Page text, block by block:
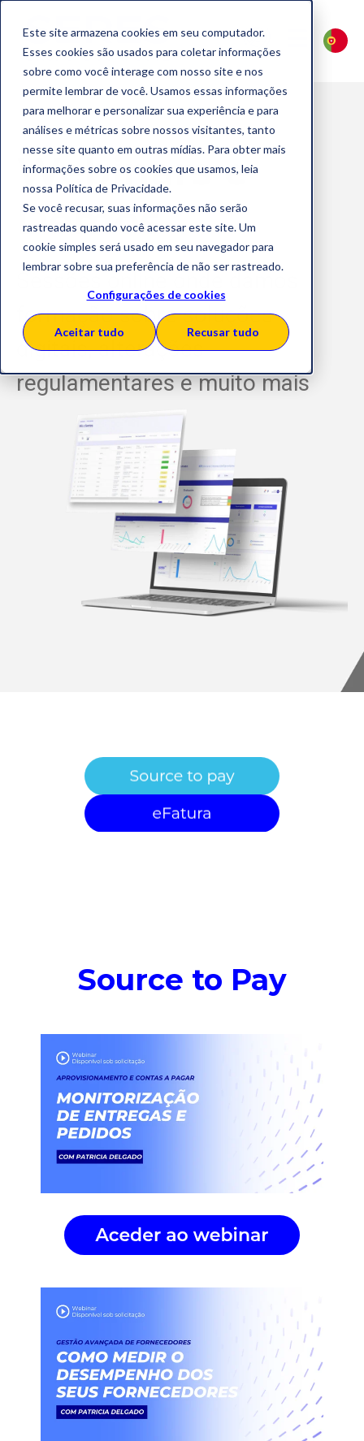
Este site armazena cookies em seu computador.
Esses cookies são usados para coletar informações
sobre como você interage com nosso site e nos
permite lembrar de você. Usamos essas informações
para melhorar e personalizar sua experiência e para
análises e métricas sobre nossos visitantes, tanto
nesse site quanto em outras mídias. Para obter mais
informações sobre os cookies que usamos, leia
nossa Política de Privacidade.
Se você recusar, suas informações não serão
rastreadas quando você acessar este site. Um
cookie simples será usado em seu navegador para
lembrar sobre sua preferência de não ser rastreado.
Configurações de cookies
Aceitar tudo Recusar tudo
Webinars e
Demos
Sessões online onde damos
formação sobre soluções
digitais, alterações
regulamentares e muito mais
Source to Pay